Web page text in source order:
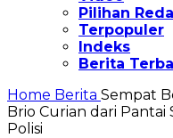
Pilihan
Terpopuler
Indeks
Berita
Home Berita Sempat
Brio Curian dari
Polisi